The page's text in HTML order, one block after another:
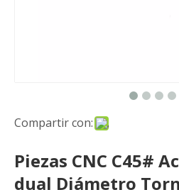
Compartir con:
Piezas CNC C45#
dual Diámetro